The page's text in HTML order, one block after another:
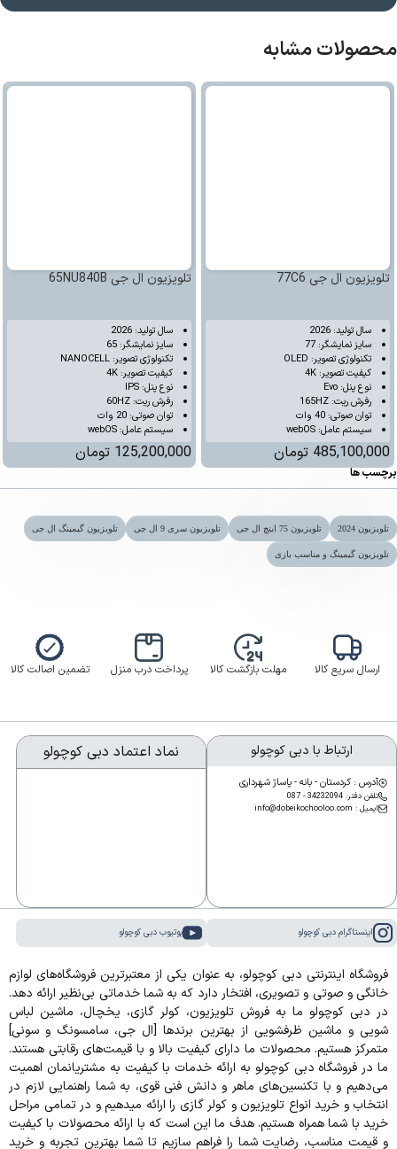
محصولات مشابه
تلویزیون ال جی 77C6
سال تولید: 2026
سایز نمایشگر: 77
تکنولوژی تصویر: OLED
کیفیت تصویر: 4K
نوع پنل: Evo
رفرش ریت: 165HZ
توان صوتی: 40 وات
سیستم عامل: webOS
485,100,000 تومان
تلویزیون ال جی 65NU840B
سال تولید: 2026
سایز نمایشگر: 65
تکنولوژی تصویر: NANOCELL
کیفیت تصویر: 4K
نوع پنل: IPS
رفرش ریت: 60HZ
توان صوتی: 20 وات
سیستم عامل: webOS
125,200,000 تومان
برچسب ها
تلویزیون 2024 تلویزیون 75 اینچ ال جی تلویزیون سری 9 ال جی تلویزیون گیمینگ ال جی
تلویزیون گیمینگ و مناسب بازی
ارسال سریع کالا مهلت بازگشت کالا پرداخت درب منزل تضمین اصالت کالا
ارتباط با دبی کوچولو
آدرس : کردستان - بانه - پاساژ شهرداری
تلفن دفتر: 34232094 - 087
ایمیل : info@dobeikochooloo.com
نماد اعتماد دبی کوچولو
اینستاگرام دبی کوچولو یوتیوب دبی کوچولو
فروشگاه اینترنتی دبی کوچولو، به عنوان یکی از معتبرترین فروشگاه‌های لوازم
خانگی و صوتی و تصویری، افتخار دارد که به شما خدماتی بی‌نظیر ارائه دهد.
در دبی کوچولو ما به فروش تلویزیون، کولر گازی، یخچال، ماشین لباس
شویی و ماشین ظرفشویی از بهترین برندها [ال جی، سامسونگ و سونی]
متمرکز هستیم. محصولات ما دارای کیفیت بالا و با قیمت‌های رقابتی هستند.
ما در فروشگاه دبی کوچولو به ارائه خدمات با کیفیت به مشتریانمان اهمیت
می‌دهیم و با تکنسین‌های ماهر و دانش فنی قوی، به شما راهنمایی لازم در
انتخاب و خرید انواع تلویزیون و کولر گازی را ارائه میدهیم و در تمامی مراحل
خرید با شما همراه هستیم. هدف ما این است که با ارائه محصولات با کیفیت
و قیمت مناسب، رضایت شما را فراهم سازیم تا شما بهترین تجربه و خرید